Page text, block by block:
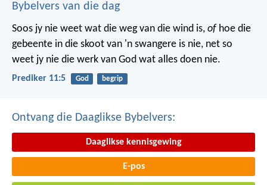
Bybelvers van die dag
Soos jy nie weet wat die weg van die wind is, of hoe die
gebeente in die skoot van 'n swangere is nie, net so
weet jy nie die werk van God wat alles doen nie.
Prediker 11:5 God begrip
Ontvang die Daaglikse Bybelvers:
Daaglikse kennisgewing
E-pos